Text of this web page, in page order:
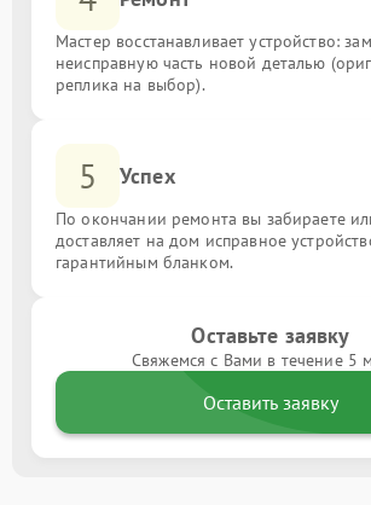
Мастер восстанавливает устройство:
неисправную часть новой деталью
реплика на выбор).
5 Успех
По окончании ремонта вы забираете
доставляет на дом исправное
гарантийным бланком.
Оставьте заявку
Свяжемся с Вами в течение 5
Оставить заявку